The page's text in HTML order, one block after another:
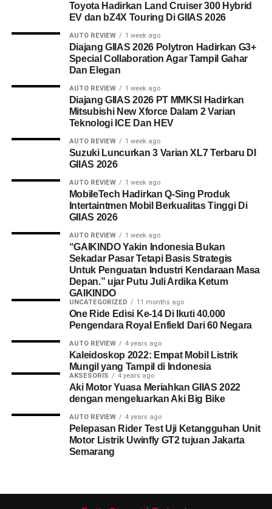
Toyota Hadirkan Land Cruiser 300 Hybrid
EV dan bZ4X Touring Di GIIAS 2026
AUTO REVIEW 1 week ago
Diajang GIIAS 2026 Polytron Hadirkan G3+
Special Collaboration Agar Tampil Gahar
Dan Elegan
AUTO REVIEW 1 week ago
Diajang GIIAS 2026 PT MMKSI Hadirkan
Mitsubishi New Xforce Dalam 2 Varian
Teknologi ICE Dan HEV
AUTO REVIEW 1 week ago
Suzuki Luncurkan 3 Varian XL7 Terbaru DI
GIIAS 2026
AUTO REVIEW 1 week ago
MobileTech Hadirkan Q-Sing Produk
Intertaintmen Mobil Berkualitas Tinggi Di
GIIAS 2026
AUTO REVIEW 1 week ago
“GAIKINDO Yakin Indonesia Bukan
Sekadar Pasar Tetapi Basis Strategis
Untuk Penguatan Industri Kendaraan Masa
Depan.” ujar Putu Juli Ardika Ketum
GAIKINDO
UNCATEGORIZED 11 months ago
One Ride Edisi Ke-14 Di Ikuti 40.000
Pengendara Royal Enfield Dari 60 Negara
AUTO REVIEW 4 years ago
Kaleidoskop 2022: Empat Mobil Listrik
Mungil yang Tampil di Indonesia
AKSESORIS 4 years ago
Aki Motor Yuasa Meriahkan GIIAS 2022
dengan mengeluarkan Aki Big Bike
AUTO REVIEW 4 years ago
Pelepasan Rider Test Uji Ketangguhan Unit
Motor Listrik Uwinfly GT2 tujuan Jakarta
Semarang